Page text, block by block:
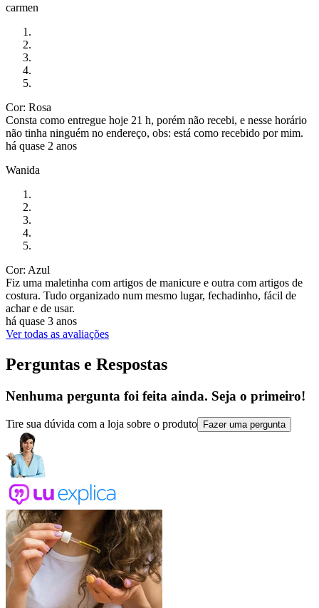
carmen
Cor: Rosa
Consta como entregue hoje 21 h, porém não recebi, e nesse horário
não tinha ninguém no endereço, obs: está como recebido por mim.
há quase 2 anos
Wanida
Cor: Azul
Fiz uma maletinha com artigos de manicure e outra com artigos de
costura. Tudo organizado num mesmo lugar, fechadinho, fácil de
achar e de usar.
há quase 3 anos
Ver todas as avaliações
Perguntas e Respostas
Nenhuma pergunta foi feita ainda. Seja o primeiro!
Tire sua dúvida com a loja sobre o produto Fazer uma pergunta